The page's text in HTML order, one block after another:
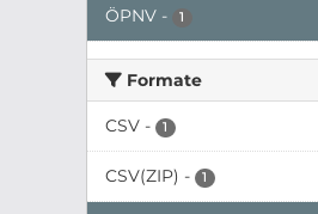
ÖPNV - 1
Formate
CSV - 1
CSV(ZIP) - 1